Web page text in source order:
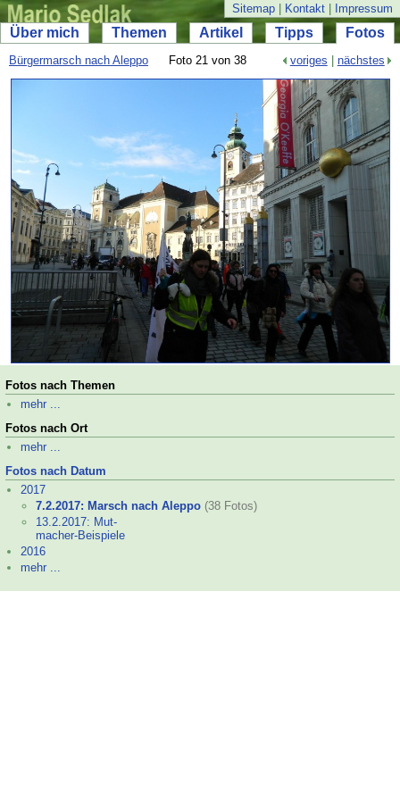
Sitemap Kontakt Impressum
Über mich Themen Artikel Tipps Fotos
Bürgermarsch nach Aleppo Foto 21 von 38 voriges nächstes
Fotos nach Themen
mehr ...
Fotos nach Ort
mehr ...
Fotos nach Datum
2017
7.2.2017: Marsch nach Aleppo (38 Fotos)
13.2.2017: Mut-
macher-Beispiele
2016
mehr ...